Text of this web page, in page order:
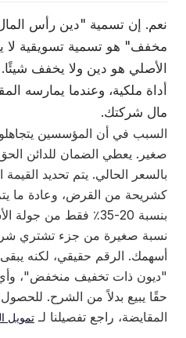
نعم. إن تسمية "دين رأس المال
مخفف" هو تسمية تسويقية لا
الأصلي هو دين ولا يخفف
أداة ملكية، وعندما يمارسه
مال شركتك.
السبب في أن المؤسسين
صغير. يعطي الضمان للدائن
بالسعر الحالي. يتم تحديد القيمة
كشريحة من القرض، وعادة ما
بنسبة 20-35٪ فقط من
نسبة صغيرة من جزء تشتري
أسهمك. الرقم حقيقي، لكنه
"ديون ذات تخفيف منخفض"، وأي
حقًا يبيع بدلاً من الشرح.
المقايضة، راجع تفصيلنا لـ تمويل